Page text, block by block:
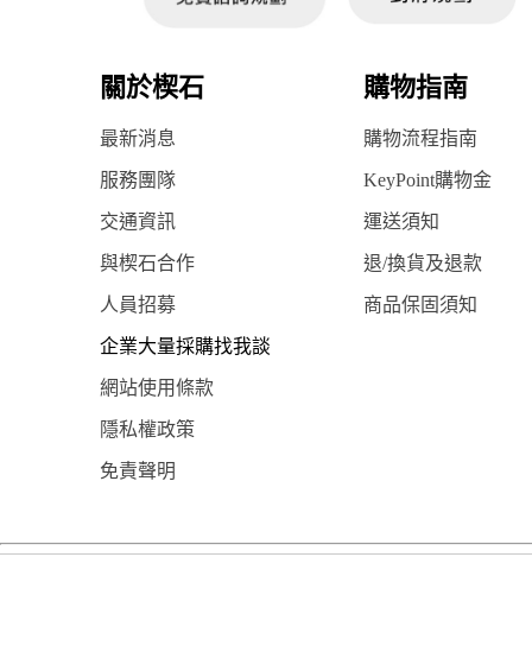
關於楔石 購物指南
最新消息 購物流程指南
服務團隊 KeyPoint購物金
交通資訊 運送須知
與楔石合作 退/換貨及退款
人員招募 商品保固須知
企業大量採購找我談
網站使用條款
隱私權政策
免責聲明